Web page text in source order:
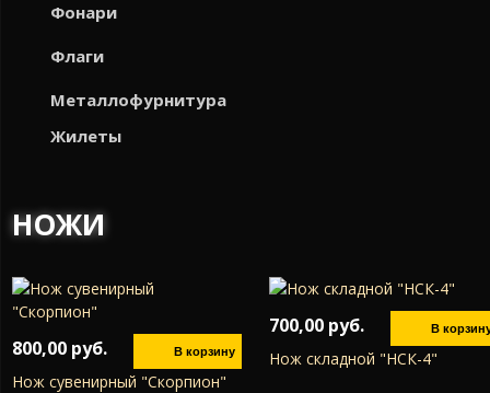
Фонари
Флаги
Металлофурнитура
Жилеты
НОЖИ
800,00 руб.
Нож сувенирный "Скорпион"
700,00 руб.
Нож складной "НСК-4"
Страницы